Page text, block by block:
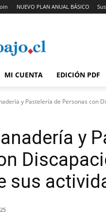
NUEVO PLAN ANUAL BÁSICO
MI CUENTA EDICIÓN PDF
y Pastelería de Personas con
y
sus